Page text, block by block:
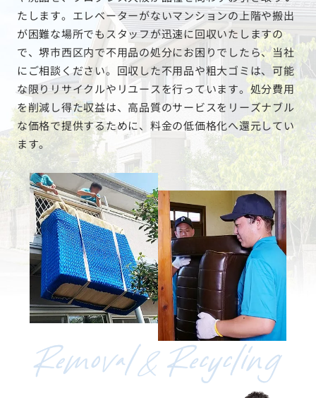
たします。エレベーターがないマンションの上階や搬出
が困難な場所でもスタッフが迅速に回収いたしますの
で、堺市西区内で不用品の処分にお困りでしたら、当社
にご相談ください。回収した不用品や粗大ゴミは、可能
な限りリサイクルやリユースを行っています。処分費用
を削減し得た収益は、高品質のサービスをリーズナブル
な価格で提供するために、料金の低価格化へ還元してい
ます。